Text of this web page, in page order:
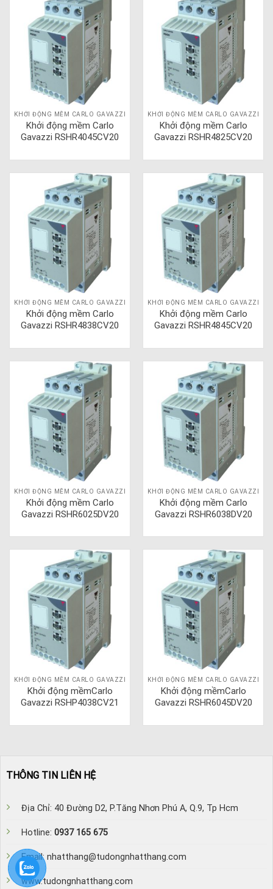
KHỞI ĐỘNG MỀM CARLO GAVAZZI
Khởi động mềm Carlo
Gavazzi RSHR4045CV20
KHỞI ĐỘNG MỀM CARLO GAVAZZI
Khởi động mềm Carlo
Gavazzi RSHR4825CV20
KHỞI ĐỘNG MỀM CARLO GAVAZZI
Khởi động mềm Carlo
Gavazzi RSHR4838CV20
KHỞI ĐỘNG MỀM CARLO GAVAZZI
Khởi động mềm Carlo
Gavazzi RSHR4845CV20
KHỞI ĐỘNG MỀM CARLO GAVAZZI
Khởi động mềm Carlo
Gavazzi RSHR6025DV20
KHỞI ĐỘNG MỀM CARLO GAVAZZI
Khởi động mềm Carlo
Gavazzi RSHR6038DV20
KHỞI ĐỘNG MỀM CARLO GAVAZZI
Khởi động mềmCarlo
Gavazzi RSHP4038CV21
KHỞI ĐỘNG MỀM CARLO GAVAZZI
Khởi động mềmCarlo
Gavazzi RSHR6045DV20
THÔNG TIN LIÊN HỆ
Địa Chỉ: 40 Đường D2, P.Tăng Nhơn Phú A, Q.9, Tp Hcm
Hotline: 0937 165 675
Email: nhatthang@tudongnhatthang.com
www.tudongnhatthang.com